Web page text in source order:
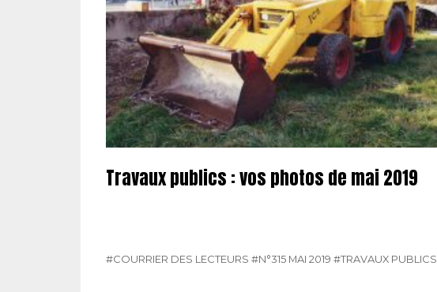
Travaux publics : vos photos de mai 2019
#COURRIER DES LECTEURS #N°315 MAI 2019 #TRAVAUX PUBLICS